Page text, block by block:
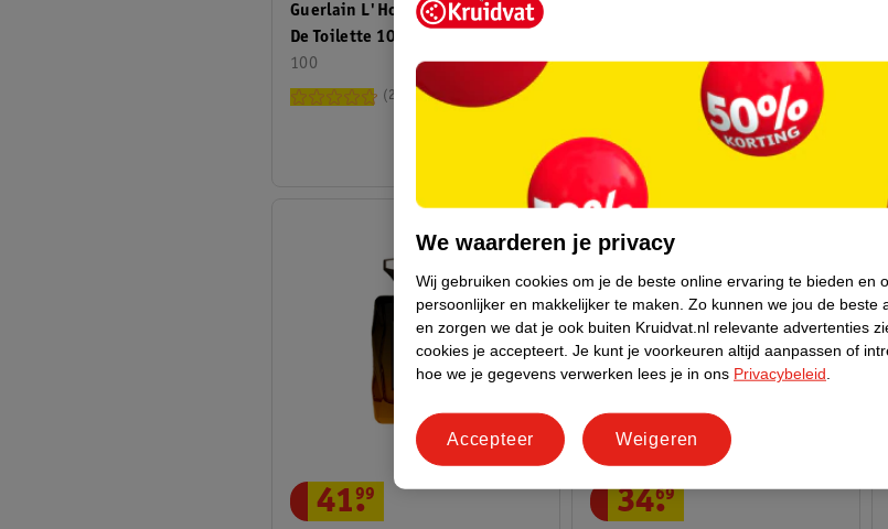
Guerlain L'Homme Ideal - Eau
De Toilette 100ml
100
22
100
41.
99 34.
69
We waarderen je privacy
Wij gebruiken cookies om je de beste online ervaring te bieden en
persoonlijker en makkelijker te maken. Zo kunnen we jou de beste
en zorgen we dat je ook buiten Kruidvat.nl relevante advertenties
cookies je accepteert. Je kunt je voorkeuren altijd aanpassen of
hoe we je gegevens verwerken lees je in ons Privacybeleid
Weigeren
Accepteer